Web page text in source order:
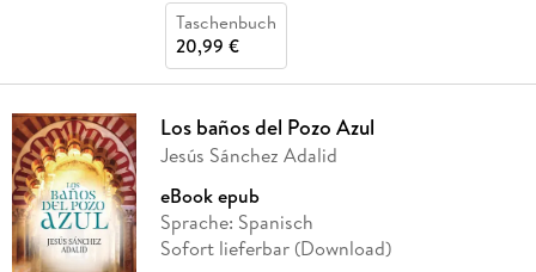
Taschenbuch
20,99 €
Los baños del Pozo Azul
Jesús Sánchez Adalid
eBook epub
Sprache: Spanisch
Sofort lieferbar (Download)